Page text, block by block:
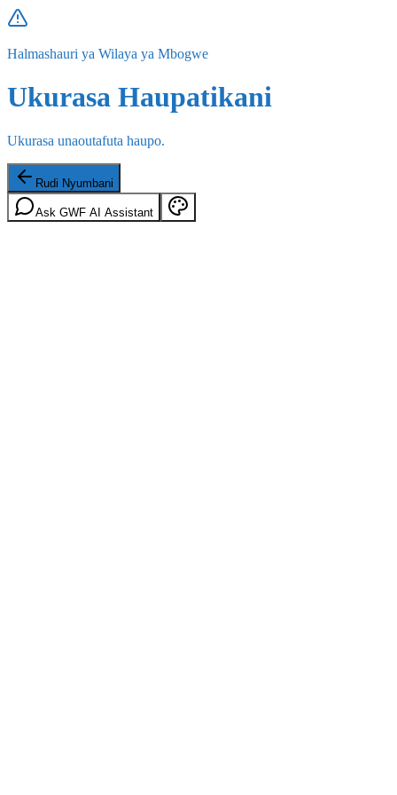
Halmashauri ya Wilaya ya Mbogwe
Ukurasa Haupatikani
Ukurasa unaoutafuta haupo.
Rudi Nyumbani
Ask GWF AI Assistant